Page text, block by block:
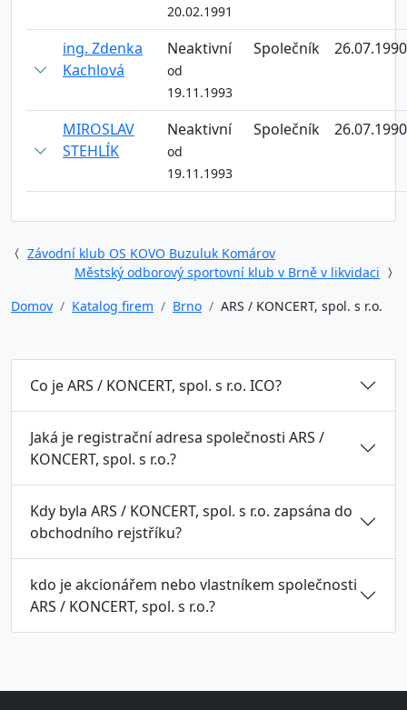
20.02.1991
ing. Zdenka
Kachlová
Neaktivní
od
19.11.1993
Společník 26.07.1990
MIROSLAV
STEHLÍK
Neaktivní
od
19.11.1993
Společník 26.07.1990
Závodní klub OS KOVO Buzuluk Komárov
Městský odborový sportovní klub v Brně v likvidaci
Domov
Katalog firem Brno ARS / KONCERT, spol. s r.o.
Co je ARS / KONCERT, spol. s r.o. ICO?
Jaká je registrační adresa společnosti ARS /
KONCERT, spol. s r.o.?
Kdy byla ARS / KONCERT, spol. s r.o. zapsána do
obchodního rejstříku?
kdo je akcionářem nebo vlastníkem společnosti
ARS / KONCERT, spol. s r.o.?